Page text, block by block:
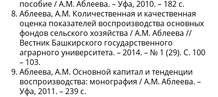
пособие / А.М. Аблеева. – Уфа, 2010. – 182 с.
Аблеева, А.М. Количественная и качественная
оценка показателей воспроизводства основных
фондов сельского хозяйства / А.М. Аблеева //
Вестник Башкирского государственного
аграрного университета. – 2014. – № 1 (29). С. 100
– 103.
Аблеева, А.М. Основной капитал и тенденции
воспроизводства: монография / А.М. Аблеева. –
Уфа, 2011. – 239 с.